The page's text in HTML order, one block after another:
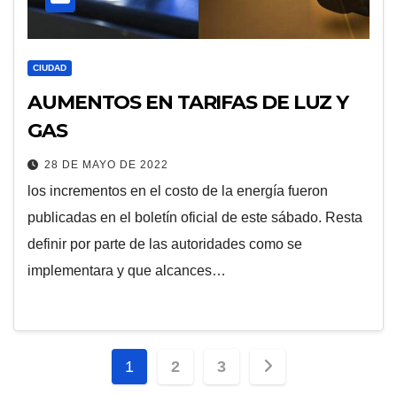
CIUDAD
AUMENTOS EN TARIFAS DE LUZ Y
GAS
28 DE MAYO DE 2022
los incrementos en el costo de la energía fueron
publicadas en el boletín oficial de este sábado. Resta
definir por parte de las autoridades como se
implementara y que alcances…
Paginación
1 2 3